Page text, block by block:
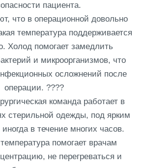
пациента.
что в операционной довольно
температура поддерживается
Холод помогает замедлить
и микроорганизмов, что
осложнений после
операции. ????
команда работает в
стерильной одежды, под ярким
в течение многих часов.
помогает врачам
не перегреваться и